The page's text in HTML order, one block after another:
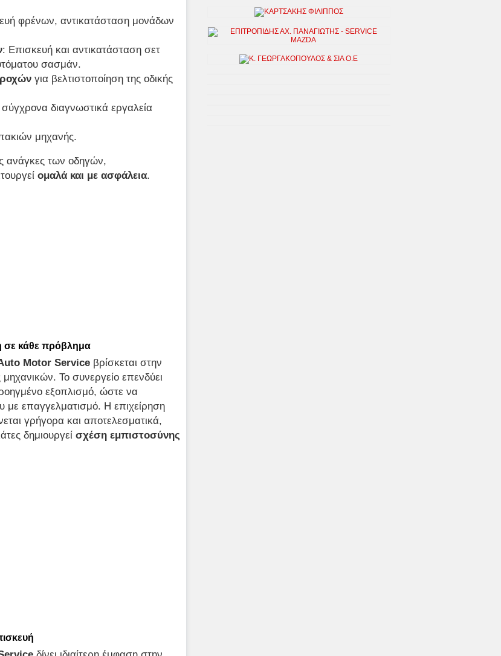
φρένων, αντικατάσταση μονάδων
: Επισκευή και αντικατάσταση σετ
σασμάν.
για βελτιστοποίηση της οδικής
σύγχρονα διαγνωστικά εργαλεία
μηχανής.
ανάγκες των οδηγών,
ομαλά και με ασφάλεια.
σε κάθε πρόβλημα
Motor Service βρίσκεται στην
Το συνεργείο επενδύει
εξοπλισμό, ώστε να
με επαγγελματισμό. Η επιχείρηση
γρήγορα και αποτελεσματικά,
δημιουργεί σχέση εμπιστοσύνης